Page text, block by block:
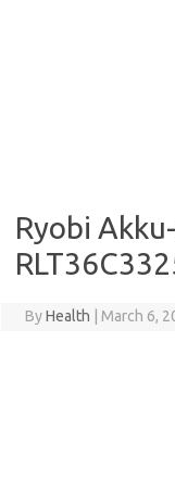
Ryobi
ByHealth March 6,